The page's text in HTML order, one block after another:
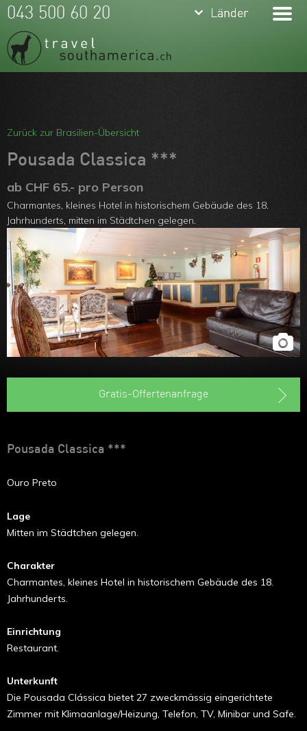
Team
Über uns
Feedbacks
Kontakt
ARVB
keyboard_arrow_down Länder
Bolivien
Uruguay
Paraguay
Guyanas
keyboard_arrow_down Länder
043 500 60 20
Zurück zur Brasilien-Übersicht
Pousada Classica ***
ab CHF 65.- pro Person
Charmantes, kleines Hotel in historischem Gebäude des 18.
Jahrhunderts, mitten im Städtchen gelegen.
Gratis-Offertenanfrage
Pousada Classica ***
Ouro Preto
Lage
Mitten im Städtchen gelegen.
Charakter
Charmantes, kleines Hotel in historischem Gebäude des 18.
Jahrhunderts.
Einrichtung
Restaurant.
Unterkunft
Die Pousada Clássica bietet 27 zweckmässig eingerichtete
Zimmer mit Klimaanlage/Heizung, Telefon, TV, Minibar und Safe.